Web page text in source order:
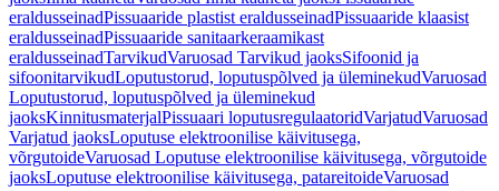
eraldusseinadPissuaaride plastist eraldusseinadPissuaaride klaasist
eraldusseinadPissuaaride sanitaarkeraamikast
eraldusseinadTarvikudVaruosad Tarvikud jaoksSifoonid ja
sifoonitarvikudLoputustorud, loputuspõlved ja üleminekudVaruosad
Loputustorud, loputuspõlved ja üleminekud
jaoksKinnitusmaterjalPissuaari loputusregulaatoridVarjatudVaruosad
Varjatud jaoksLoputuse elektroonilise käivitusega,
võrgutoideVaruosad Loputuse elektroonilise käivitusega, võrgutoide
jaoksLoputuse elektroonilise käivitusega, patareitoideVaruosad